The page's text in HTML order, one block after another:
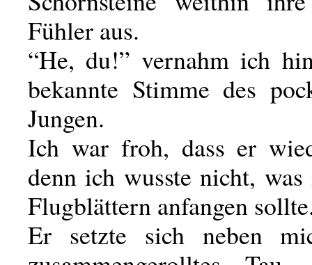
Fühler aus.
“He, du!” vernahm ich
bekannte Stimme des
Jungen.
Ich war froh, dass er
denn ich wusste nicht,
Flugblättern anfangen
Er setzte sich neben